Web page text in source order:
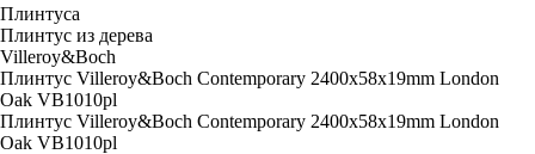
Плинтуса
Плинтус из дерева
Villeroy&Boch
Плинтус Villeroy&Boch Contemporary 2400х58х19mm London
Oak VB1010pl
Плинтус Villeroy&Boch Contemporary 2400х58х19mm London
Oak VB1010pl